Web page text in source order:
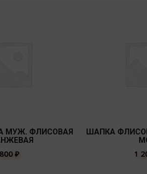
МУЖ. ФЛИСОВАЯ
800 ₽
ШАПКА
1